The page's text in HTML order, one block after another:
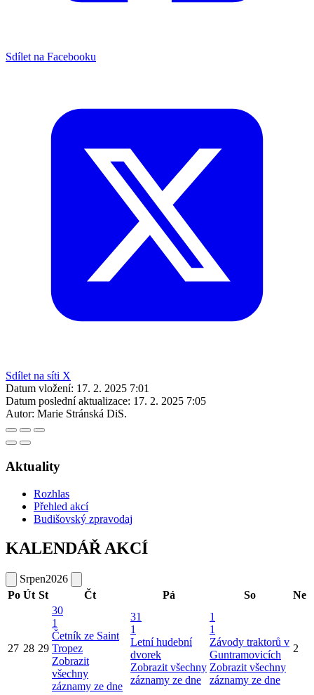
Sdílet na Facebooku
Sdílet na síti X
Datum vložení: 17. 2. 2025 7:01
Datum poslední aktualizace: 17. 2. 2025 7:05
Autor: Marie Stránská DiS.
Aktuality
Rozhlas
Přehled akcí
Budišovský zpravodaj
KALENDÁŘ AKCÍ
Srpen2026
Po Út St Čt Pá So Ne
27 28 29
30
1
Četník ze Saint
Tropez
Zobrazit
všechny
záznamy ze dne
31
1
Letní hudební
dvorek
Zobrazit všechny
záznamy ze dne
1
1
Závody traktorů v
Guntramovicích
Zobrazit všechny
záznamy ze dne
2